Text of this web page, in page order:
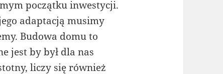
początku inwestycji.
adaptacją musimy
Budowa domu to
jest by był dla nas
liczy się również